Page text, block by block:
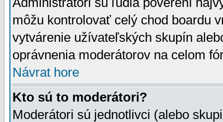
môžu kontrolovať celý chod boardu
vytvárenie užívateľských skupín
oprávnenia moderátorov na celom
Návrat hore
Kto sú to moderátori?
Moderátori sú jednotlivci (alebo